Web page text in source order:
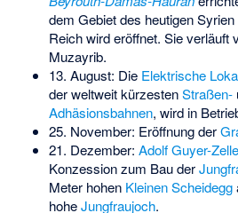
dem Gebiet des heutigen
Reich wird eröffnet. Sie verläuft
Muzayrib.
13. August: Die Elektrische
der weltweit kürzestenStraßen-
Adhäsionsbahnen, wird in
25. November: Eröffnung der
21. Dezember: Adolf Guyer-
Konzession zum Bau der
Meter hohen Kleinen Scheidegg
hoheJungfraujoch.